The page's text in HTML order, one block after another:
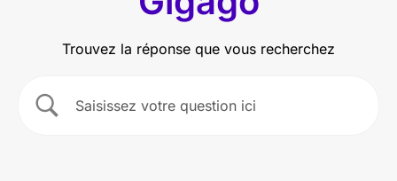
Trouvez la réponse que vous recherchez